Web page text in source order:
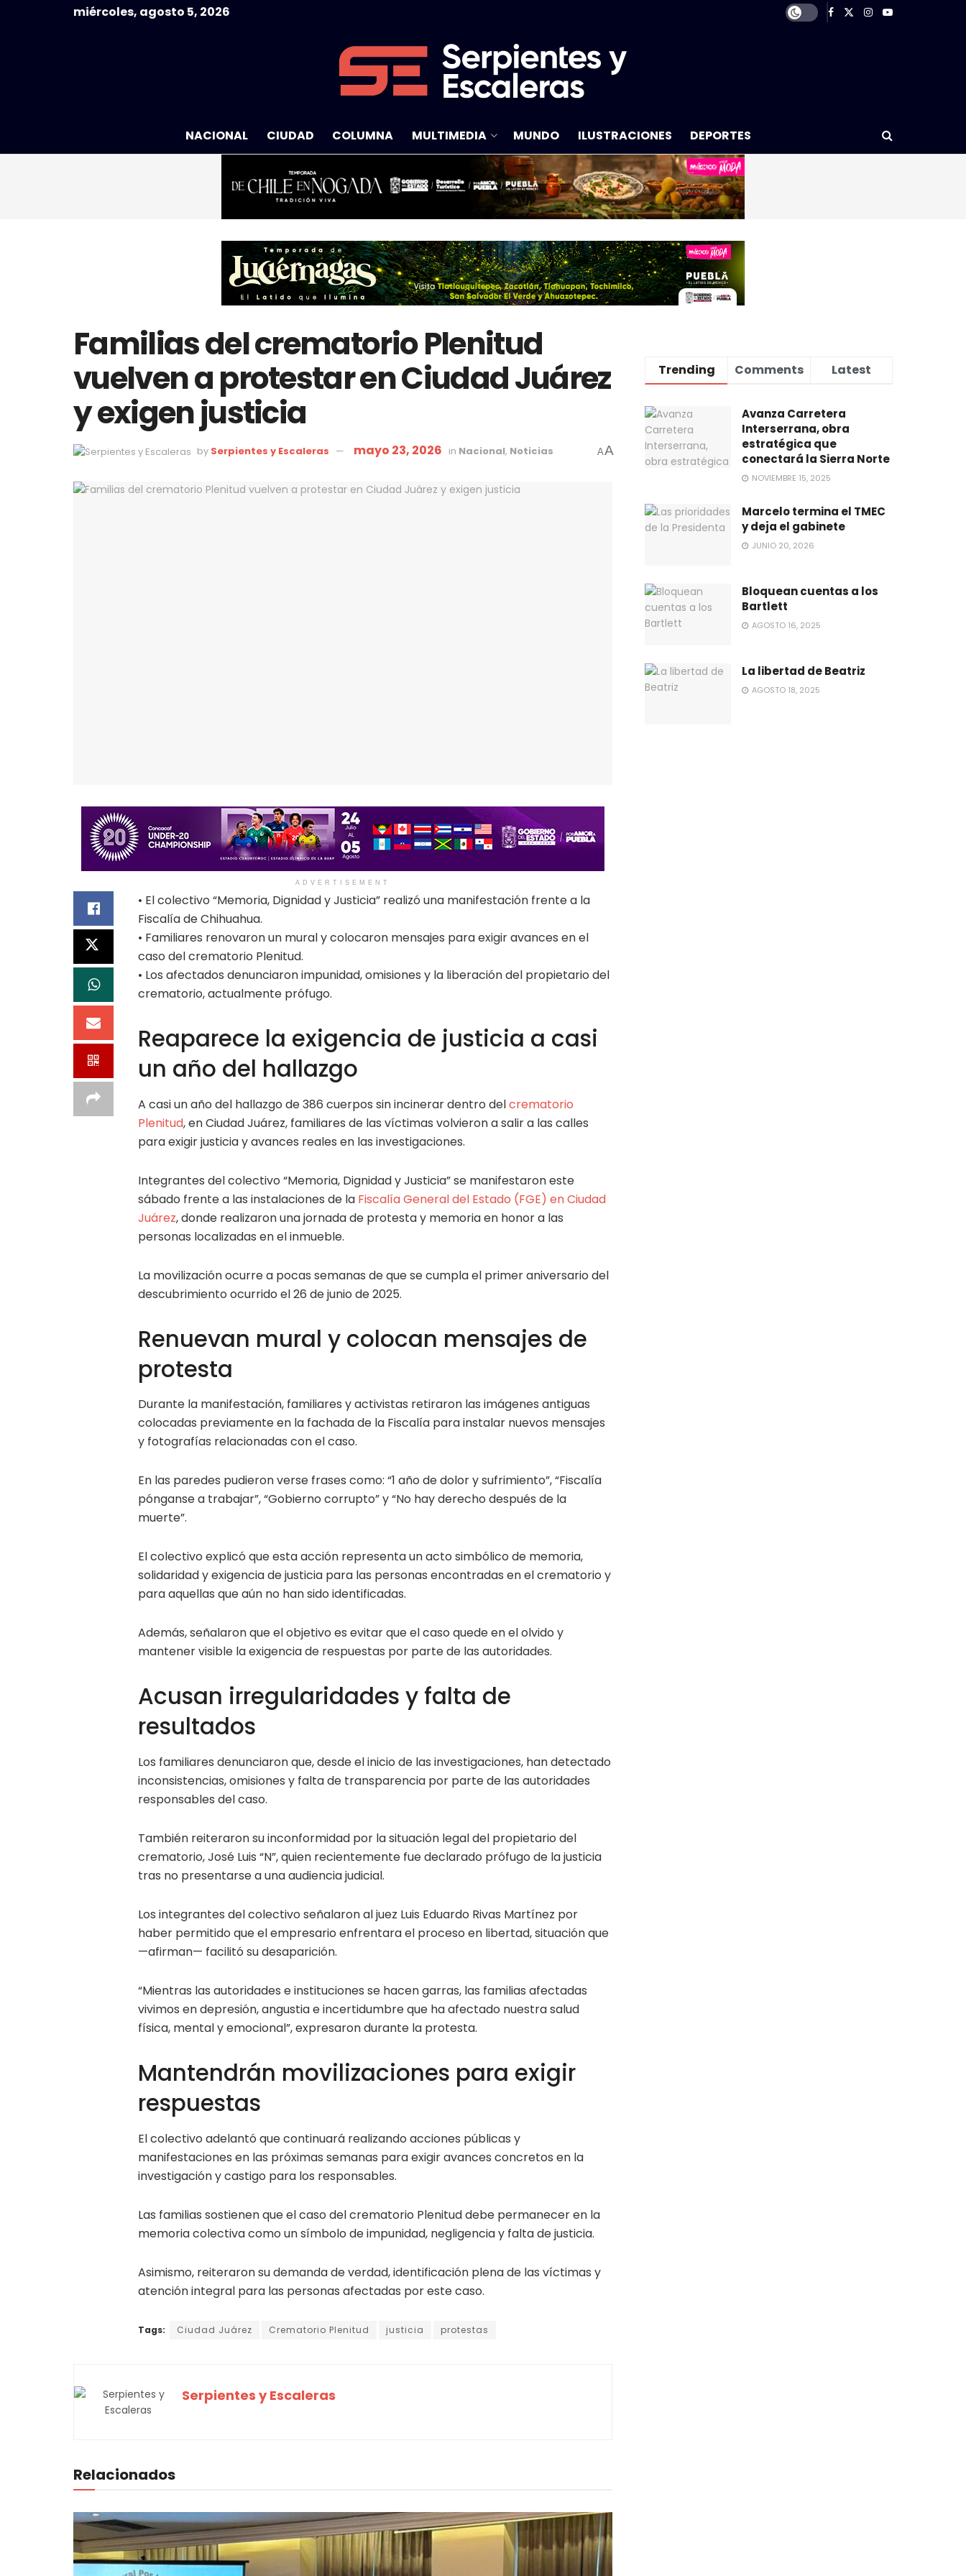
miércoles, agosto 5, 2026
NACIONAL CIUDAD COLUMNA MULTIMEDIA MUNDO ILUSTRACIONES DEPORTES
Familias del crematorio Plenitud
vuelven a protestar en Ciudad Juárez
y exigen justicia
by Serpientes y Escaleras mayo 23, 2026 in Nacional, Noticias AA
ADVERTISEMENT
• El colectivo “Memoria, Dignidad y Justicia” realizó una manifestación frente a la
Fiscalía de Chihuahua.
• Familiares renovaron un mural y colocaron mensajes para exigir avances en el
caso del crematorio Plenitud.
• Los afectados denunciaron impunidad, omisiones y la liberación del propietario del
crematorio, actualmente prófugo.
Reaparece la exigencia de justicia a casi
un año del hallazgo
A casi un año del hallazgo de 386 cuerpos sin incinerar dentro delcrematorio
Plenitud, en Ciudad Juárez, familiares de las víctimas volvieron a salir a las calles
para exigir justicia y avances reales en las investigaciones.
Integrantes del colectivo “Memoria, Dignidad y Justicia” se manifestaron este
sábado frente a las instalaciones de la Fiscalía General del Estado (FGE) en Ciudad
Juárez, donde realizaron una jornada de protesta y memoria en honor a las
personas localizadas en el inmueble.
La movilización ocurre a pocas semanas de que se cumpla el primer aniversario del
descubrimiento ocurrido el 26 de junio de 2025.
Renuevan mural y colocan mensajes de
protesta
Durante la manifestación, familiares y activistas retiraron las imágenes antiguas
colocadas previamente en la fachada de la Fiscalía para instalar nuevos mensajes
y fotografías relacionadas con el caso.
En las paredes pudieron verse frases como: “1 año de dolor y sufrimiento”, “Fiscalía
pónganse a trabajar”, “Gobierno corrupto” y “No hay derecho después de la
muerte”.
El colectivo explicó que esta acción representa un acto simbólico de memoria,
solidaridad y exigencia de justicia para las personas encontradas en el crematorio y
para aquellas que aún no han sido identificadas.
Además, señalaron que el objetivo es evitar que el caso quede en el olvido y
mantener visible la exigencia de respuestas por parte de las autoridades.
Acusan irregularidades y falta de
resultados
Los familiares denunciaron que, desde el inicio de las investigaciones, han detectado
inconsistencias, omisiones y falta de transparencia por parte de las autoridades
responsables del caso.
También reiteraron su inconformidad por la situación legal del propietario del
crematorio, José Luis “N”, quien recientemente fue declarado prófugo de la justicia
tras no presentarse a una audiencia judicial.
Los integrantes del colectivo señalaron al juez Luis Eduardo Rivas Martínez por
haber permitido que el empresario enfrentara el proceso en libertad, situación que
—afirman— facilitó su desaparición.
“Mientras las autoridades e instituciones se hacen garras, las familias afectadas
vivimos en depresión, angustia e incertidumbre que ha afectado nuestra salud
física, mental y emocional”, expresaron durante la protesta.
Mantendrán movilizaciones para exigir
respuestas
El colectivo adelantó que continuará realizando acciones públicas y
manifestaciones en las próximas semanas para exigir avances concretos en la
investigación y castigo para los responsables.
Las familias sostienen que el caso del crematorio Plenitud debe permanecer en la
memoria colectiva como un símbolo de impunidad, negligencia y falta de justicia.
Asimismo, reiteraron su demanda de verdad, identificación plena de las víctimas y
atención integral para las personas afectadas por este caso.
Tags: Ciudad Juárez Crematorio Plenitud justicia protestas
Serpientes y Escaleras
Relacionados
Trending Comments Latest
Avanza Carretera
Interserrana, obra
estratégica que
conectará la Sierra Norte
NOVIEMBRE 15, 2025
Marcelo termina el TMEC
y deja el gabinete
JUNIO 20, 2026
Bloquean cuentas a los
Bartlett
AGOSTO 16, 2025
La libertad de Beatriz
AGOSTO 18, 2025